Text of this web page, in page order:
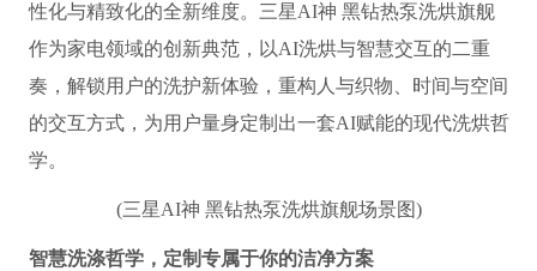
性化与精致化的全新维度。三星AI神 黑钻热泵洗烘旗舰
作为家电领域的创新典范，以AI洗烘与智慧交互的二重
奏，解锁用户的洗护新体验，重构人与织物、时间与空间
的交互方式，为用户量身定制出一套AI赋能的现代洗烘哲
学。
(三星AI神 黑钻热泵洗烘旗舰场景图)
智慧洗涤哲学，定制专属于你的洁净方案